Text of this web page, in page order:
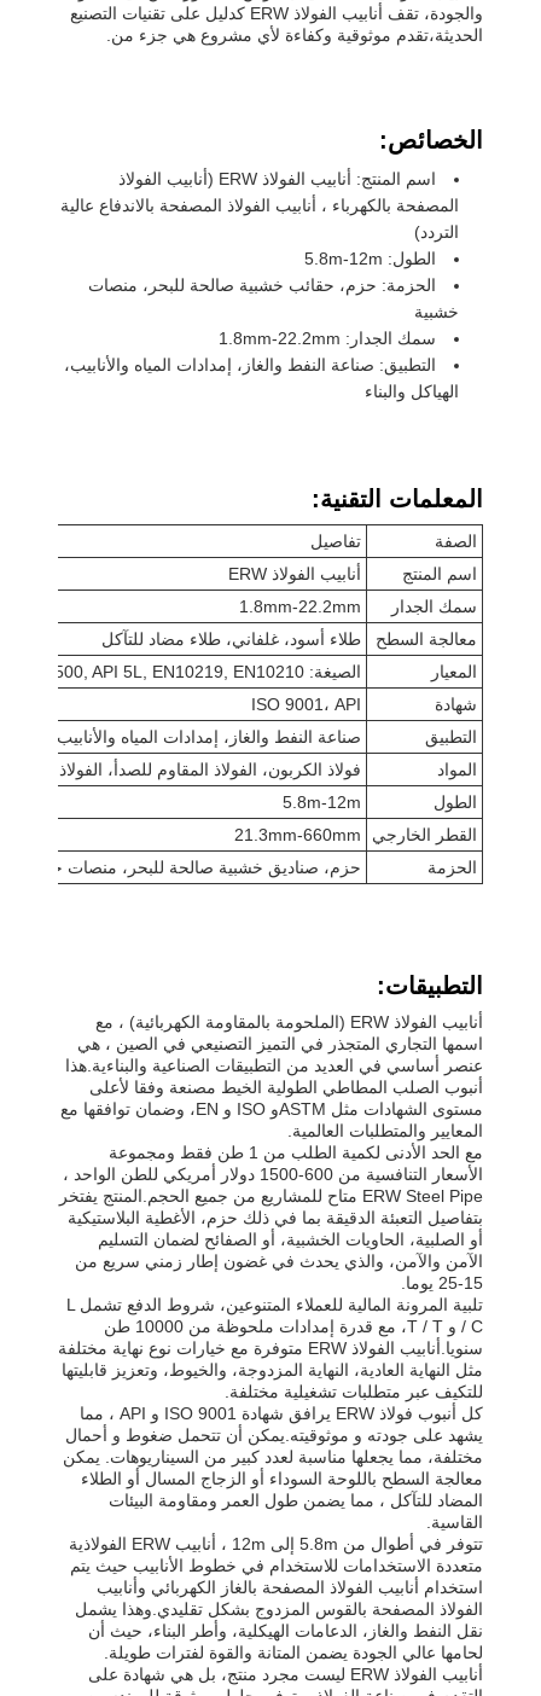
والجودة، تقف أنابيب الفولاذ ERW كدليل على تقنيات التصنيع
الحديثة،تقدم موثوقية وكفاءة لأي مشروع هي جزء من.
الخصائص:
اسم المنتج: أنابيب الفولاذ ERW (أنابيب الفولاذ
المصفحة بالكهرباء ، أنابيب الفولاذ المصفحة بالاندفاع عالية
التردد)
الطول: 5.8m-12m
الحزمة: حزم، حقائب خشبية صالحة للبحر، منصات
خشبية
سمك الجدار: 1.8mm-22.2mm
التطبيق: صناعة النفط والغاز، إمدادات المياه والأنابيب،
الهياكل والبناء
المعلمات التقنية:
الصفة
تفاصيل
اسم المنتج
أنابيب الفولاذ ERW
سمك الجدار
1.8mm-22.2mm
معالجة السطح
طلاء أسود، غلفاني، طلاء مضاد للتآكل
المعيار
الصيغة: ASTM A53, ASTM A500, API 5L, EN10219, EN10210
شهادة
ISO 9001، API
التطبيق
صناعة النفط والغاز، إمدادات المياه والأنابيب، الهياكل
المواد
فولاذ الكربون، الفولاذ المقاوم للصدأ، الفولاذ
الطول
5.8m-12m
القطر الخارجي
21.3mm-660mm
الحزمة
حزم، صناديق خشبية صالحة للبحر، منصات خشبية
التطبيقات:
أنابيب الفولاذ ERW (الملحومة بالمقاومة الكهربائية) ، مع
اسمها التجاري المتجذر في التميز التصنيعي في الصين ، هي
عنصر أساسي في العديد من التطبيقات الصناعية والبناءية.هذا
أنبوب الصلب المطاطي الطولية الخيط مصنعة وفقا لأعلى
مستوى الشهادات مثل ASTMو ISO و EN، وضمان توافقها مع
المعايير والمتطلبات العالمية.
مع الحد الأدنى لكمية الطلب من 1 طن فقط ومجموعة
الأسعار التنافسية من 600-1500 دولار أمريكي للطن الواحد ،
ERW Steel Pipe متاح للمشاريع من جميع الحجم.المنتج يفتخر
بتفاصيل التعبئة الدقيقة بما في ذلك حزم، الأغطية البلاستيكية
أو الصلبية، الحاويات الخشبية، أو الصفائح لضمان التسليم
الآمن والآمن، والذي يحدث في غضون إطار زمني سريع من
15-25 يوما.
تلبية المرونة المالية للعملاء المتنوعين، شروط الدفع تشمل L
/ C و T / T، مع قدرة إمدادات ملحوظة من 10000 طن
سنويا.أنابيب الفولاذ ERW متوفرة مع خيارات نوع نهاية مختلفة
مثل النهاية العادية، النهاية المزدوجة، والخيوط، وتعزيز قابليتها
للتكيف عبر متطلبات تشغيلية مختلفة.
كل أنبوب فولاذ ERW يرافق شهادة ISO 9001 و API ، مما
يشهد على جودته و موثوقيته.يمكن أن تتحمل ضغوط و أحمال
مختلفة، مما يجعلها مناسبة لعدد كبير من السيناريوهات. يمكن
معالجة السطح باللوحة السوداء أو الزجاج المسال أو الطلاء
المضاد للتآكل ، مما يضمن طول العمر ومقاومة البيئات
القاسية.
تتوفر في أطوال من 5.8m إلى 12m ، أنابيب ERW الفولاذية
متعددة الاستخدامات للاستخدام في خطوط الأنابيب حيث يتم
استخدام أنابيب الفولاذ المصفحة بالغاز الكهربائي وأنابيب
الفولاذ المصفحة بالقوس المزدوج بشكل تقليدي.وهذا يشمل
نقل النفط والغاز، الدعامات الهيكلية، وأطر البناء، حيث أن
لحامها عالي الجودة يضمن المتانة والقوة لفترات طويلة.
أنابيب الفولاذ ERW ليست مجرد منتج، بل هي شهادة على